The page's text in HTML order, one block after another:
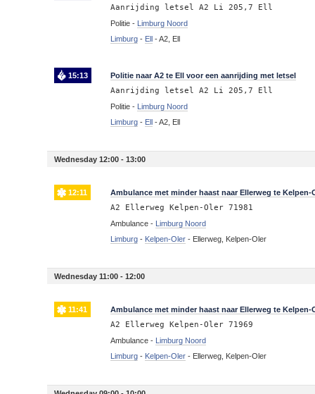
Aanrijding letsel A2 Li 205,7 Ell
Politie - Limburg Noord
Limburg - Ell -A2, Ell
15:13 Politie naar A2 te Ell voor een aanrijding met letsel
Aanrijding letsel A2 Li 205,7 Ell
Politie - Limburg Noord
Limburg - Ell -A2, Ell
Wednesday 12:00 - 13:00
12:11 Ambulance met minder haast naar Ellerweg te Kelpen-
A2 Ellerweg Kelpen-Oler 71981
Ambulance - Limburg Noord
Limburg - Kelpen-Oler - Ellerweg, Kelpen-Oler
Wednesday 11:00 - 12:00
11:41 Ambulance met minder haast naar Ellerweg te Kelpen-
A2 Ellerweg Kelpen-Oler 71969
Ambulance - Limburg Noord
Limburg - Kelpen-Oler - Ellerweg, Kelpen-Oler